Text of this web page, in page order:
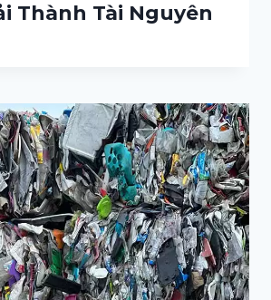
Thành Tài Nguyên